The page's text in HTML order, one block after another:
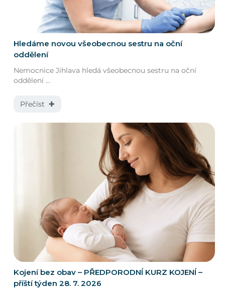
Hledáme novou všeobecnou sestru na oční
oddělení
Nemocnice Jihlava hledá všeobecnou sestru na oční
oddělení ...
Přečíst ✚
Kojení bez obav – PŘEDPORODNÍ KURZ KOJENÍ –
příští týden 28. 7. 2026